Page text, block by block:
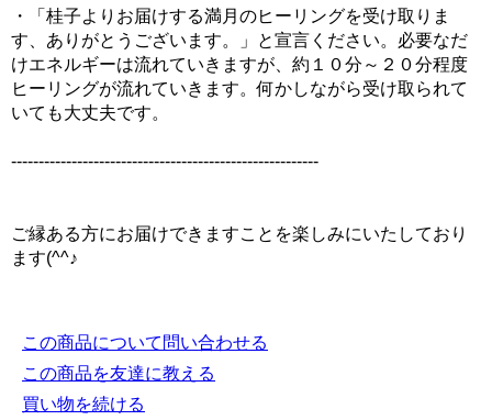
・「桂子よりお届けする満月のヒーリングを受け取りま
す、ありがとうございます。」と宣言ください。必要なだ
けエネルギーは流れていきますが、約１０分～２０分程度
ヒーリングが流れていきます。何かしながら受け取られて
いても大丈夫です。
--------------------------------------------------------
ご縁ある方にお届けできますことを楽しみにいたしており
ます(^^♪
この商品について問い合わせる
この商品を友達に教える
買い物を続ける